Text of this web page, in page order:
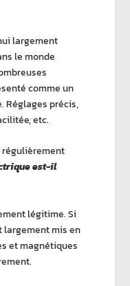
largement
le monde
comme un
Réglages précis,
etc.
régulièrement
est-il
légitime. Si
largement mis en
et magnétiques